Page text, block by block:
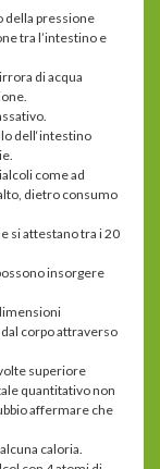
della pressione
tra l’intestino e
di acqua
dell‘intestino
come ad
dietro consumo
si attestano tra i 20
insorgere
corpo attraverso
superiore
quantitativo non
affermare che
caloria.